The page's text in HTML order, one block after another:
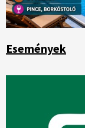
Események